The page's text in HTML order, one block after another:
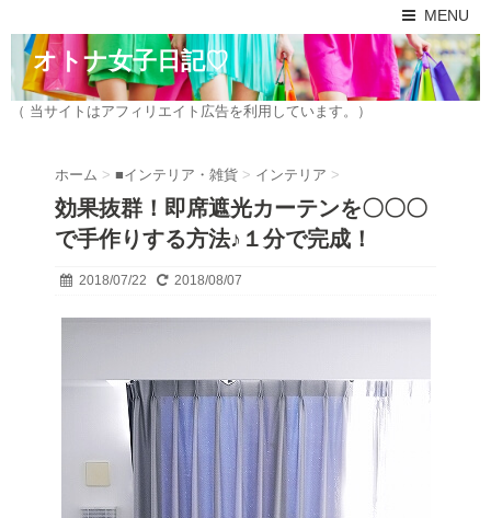
MENU
オトナ女子日記♡
（ 当サイトはアフィリエイト広告を利用しています。）
ホーム > ■インテリア・雑貨 > インテリア >
効果抜群！即席遮光カーテンを〇〇〇
で手作りする方法♪１分で完成！
2018/07/22 2018/08/07